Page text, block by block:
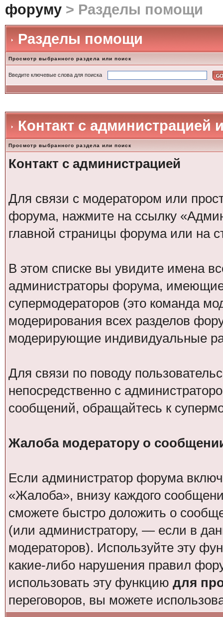
форуму> Разделы помощи
Разделы помощи
Просмотр выбранного раздела или поиск
Введите ключевые слова для поиска
Контакт с администрацией
Просмотр выбранного раздела или поиск
Контакт с администрацией
Для связи с модератором или
форума, нажмите на ссылку
главной страницы форума или на
В этом списке вы увидите имена
администраторы форума,
супермодераторов (это команда
модерирования всех разделов
модерирующие индивидуальные
Для связи по поводу
непосредственно с
сообщений, обращайтесь к
Жалоба модератору о
Если администратор форума
«Жалоба», внизу каждого
сможете быстро доложить о
(или администратору, — если в
модераторов). Используйте эту
какие-либо нарушения правил
использовать эту функцию для
переговоров, вы можете